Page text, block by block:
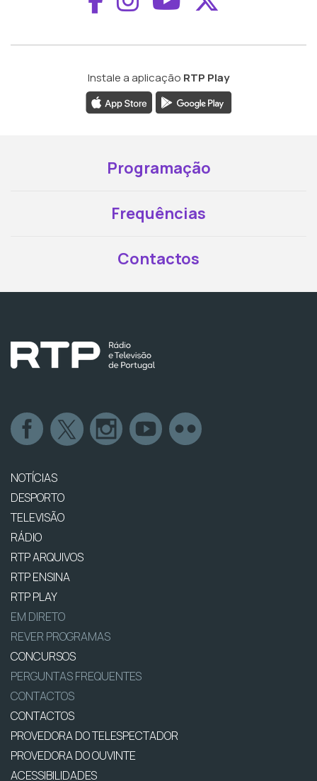
Instale a aplicação RTP Play
Programação
Frequências
Contactos
NOTÍCIAS
DESPORTO
TELEVISÃO
RÁDIO
RTP ARQUIVOS
RTP ENSINA
RTP PLAY
EM DIRETO
REVER PROGRAMAS
CONCURSOS
PERGUNTAS FREQUENTES
CONTACTOS
CONTACTOS
PROVEDORA DO TELESPECTADOR
PROVEDORA DO OUVINTE
ACESSIBILIDADES